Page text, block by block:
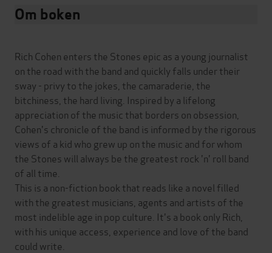
Om boken
Rich Cohen enters the Stones epic as a young journalist
on the road with the band and quickly falls under their
sway - privy to the jokes, the camaraderie, the
bitchiness, the hard living. Inspired by a lifelong
appreciation of the music that borders on obsession,
Cohen's chronicle of the band is informed by the rigorous
views of a kid who grew up on the music and for whom
the Stones will always be the greatest rock 'n' roll band
of all time.
This is a non-fiction book that reads like a novel filled
with the greatest musicians, agents and artists of the
most indelible age in pop culture. It's a book only Rich,
with his unique access, experience and love of the band
could write.